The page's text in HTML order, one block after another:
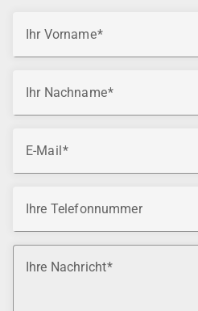
Ihr Vorname
Ihr Nachname
E-Mail
Ihre Telefonnummer
Ihre Nachricht